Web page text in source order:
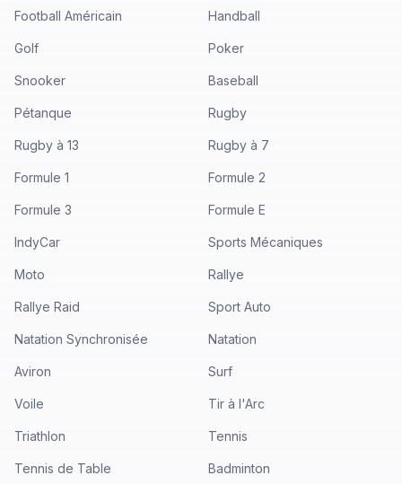
Football Américain Handball
Golf Poker
Snooker Baseball
Pétanque Rugby
Rugby à 13 Rugby à 7
Formule 1 Formule 2
Formule 3 Formule E
IndyCar Sports Mécaniques
Moto Rallye
Rallye Raid Sport Auto
Natation Synchronisée Natation
Aviron Surf
Voile Tir à l'Arc
Triathlon Tennis
Tennis de Table Badminton